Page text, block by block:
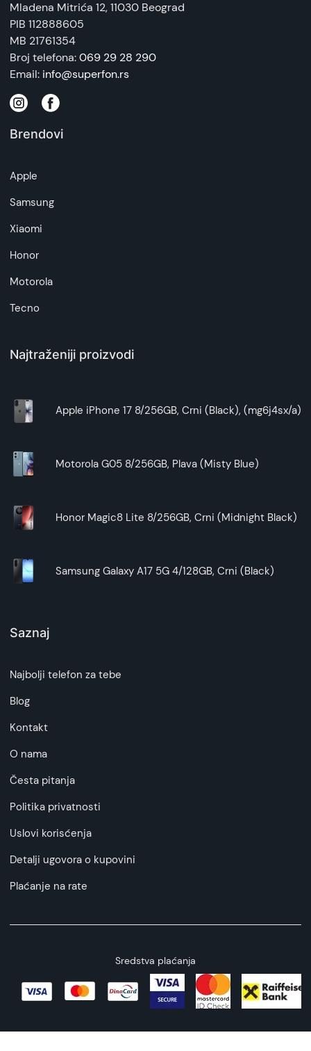
Mladena Mitrića 12, 11030 Beograd
PIB 112888605
MB 21761354
Broj telefona:069 29 28 290
Email: info@superfon.rs
Brendovi
Apple
Samsung
Xiaomi
Honor
Motorola
Tecno
Najtraženiji proizvodi
Apple iPhone 17 8/256GB, Crni (Black), (mg6j4sx/a)
Motorola G05 8/256GB, Plava (Misty Blue)
Honor Magic8 Lite 8/256GB, Crni (Midnight Black)
Samsung Galaxy A17 5G 4/128GB, Crni (Black)
Saznaj
Najbolji telefon za tebe
Blog
Kontakt
O nama
Česta pitanja
Politika privatnosti
Uslovi korisćenja
Detalji ugovora o kupovini
Plaćanje na rate
Sredstva plaćanja